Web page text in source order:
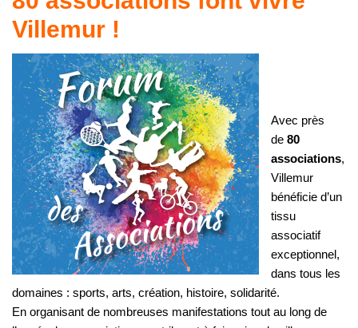
Villemur !
Avec près
de 80
associations,
Villemur
bénéficie d’un
tissu
associatif
exceptionnel,
dans tous les
domaines : sports, arts, création, histoire, solidarité.
En organisant de nombreuses manifestations tout au long de